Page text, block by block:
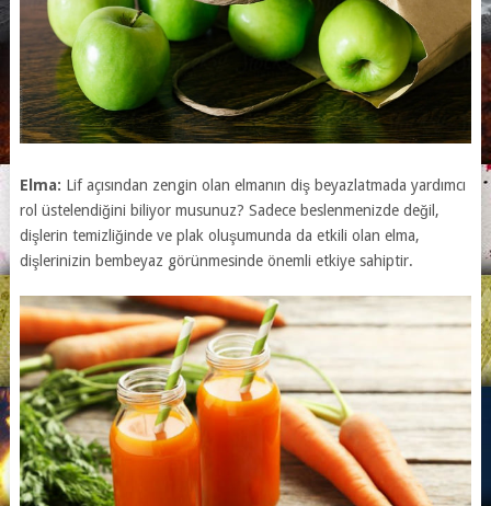
Elma: Lif açısından zengin olan elmanın diş beyazlatmada yardımcı
rol üstelendiğini biliyor musunuz? Sadece beslenmenizde değil,
dişlerin temizliğinde ve plak oluşumunda da etkili olan elma,
dişlerinizin bembeyaz görünmesinde önemli etkiye sahiptir.